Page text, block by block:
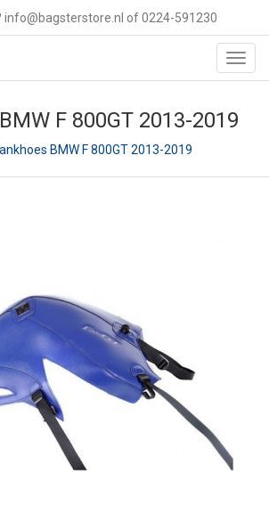
info@bagsterstore.nl of 0224-591230
F 800GT 2013-2019
BMW F 800GT 2013-2019